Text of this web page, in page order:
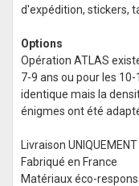
d'expédition, stickers,
Options
Opération ATLAS
7-9 ans ou pour les
identique mais la
énigmes ont été
Livraison
Fabriqué en France
Matériaux éco-